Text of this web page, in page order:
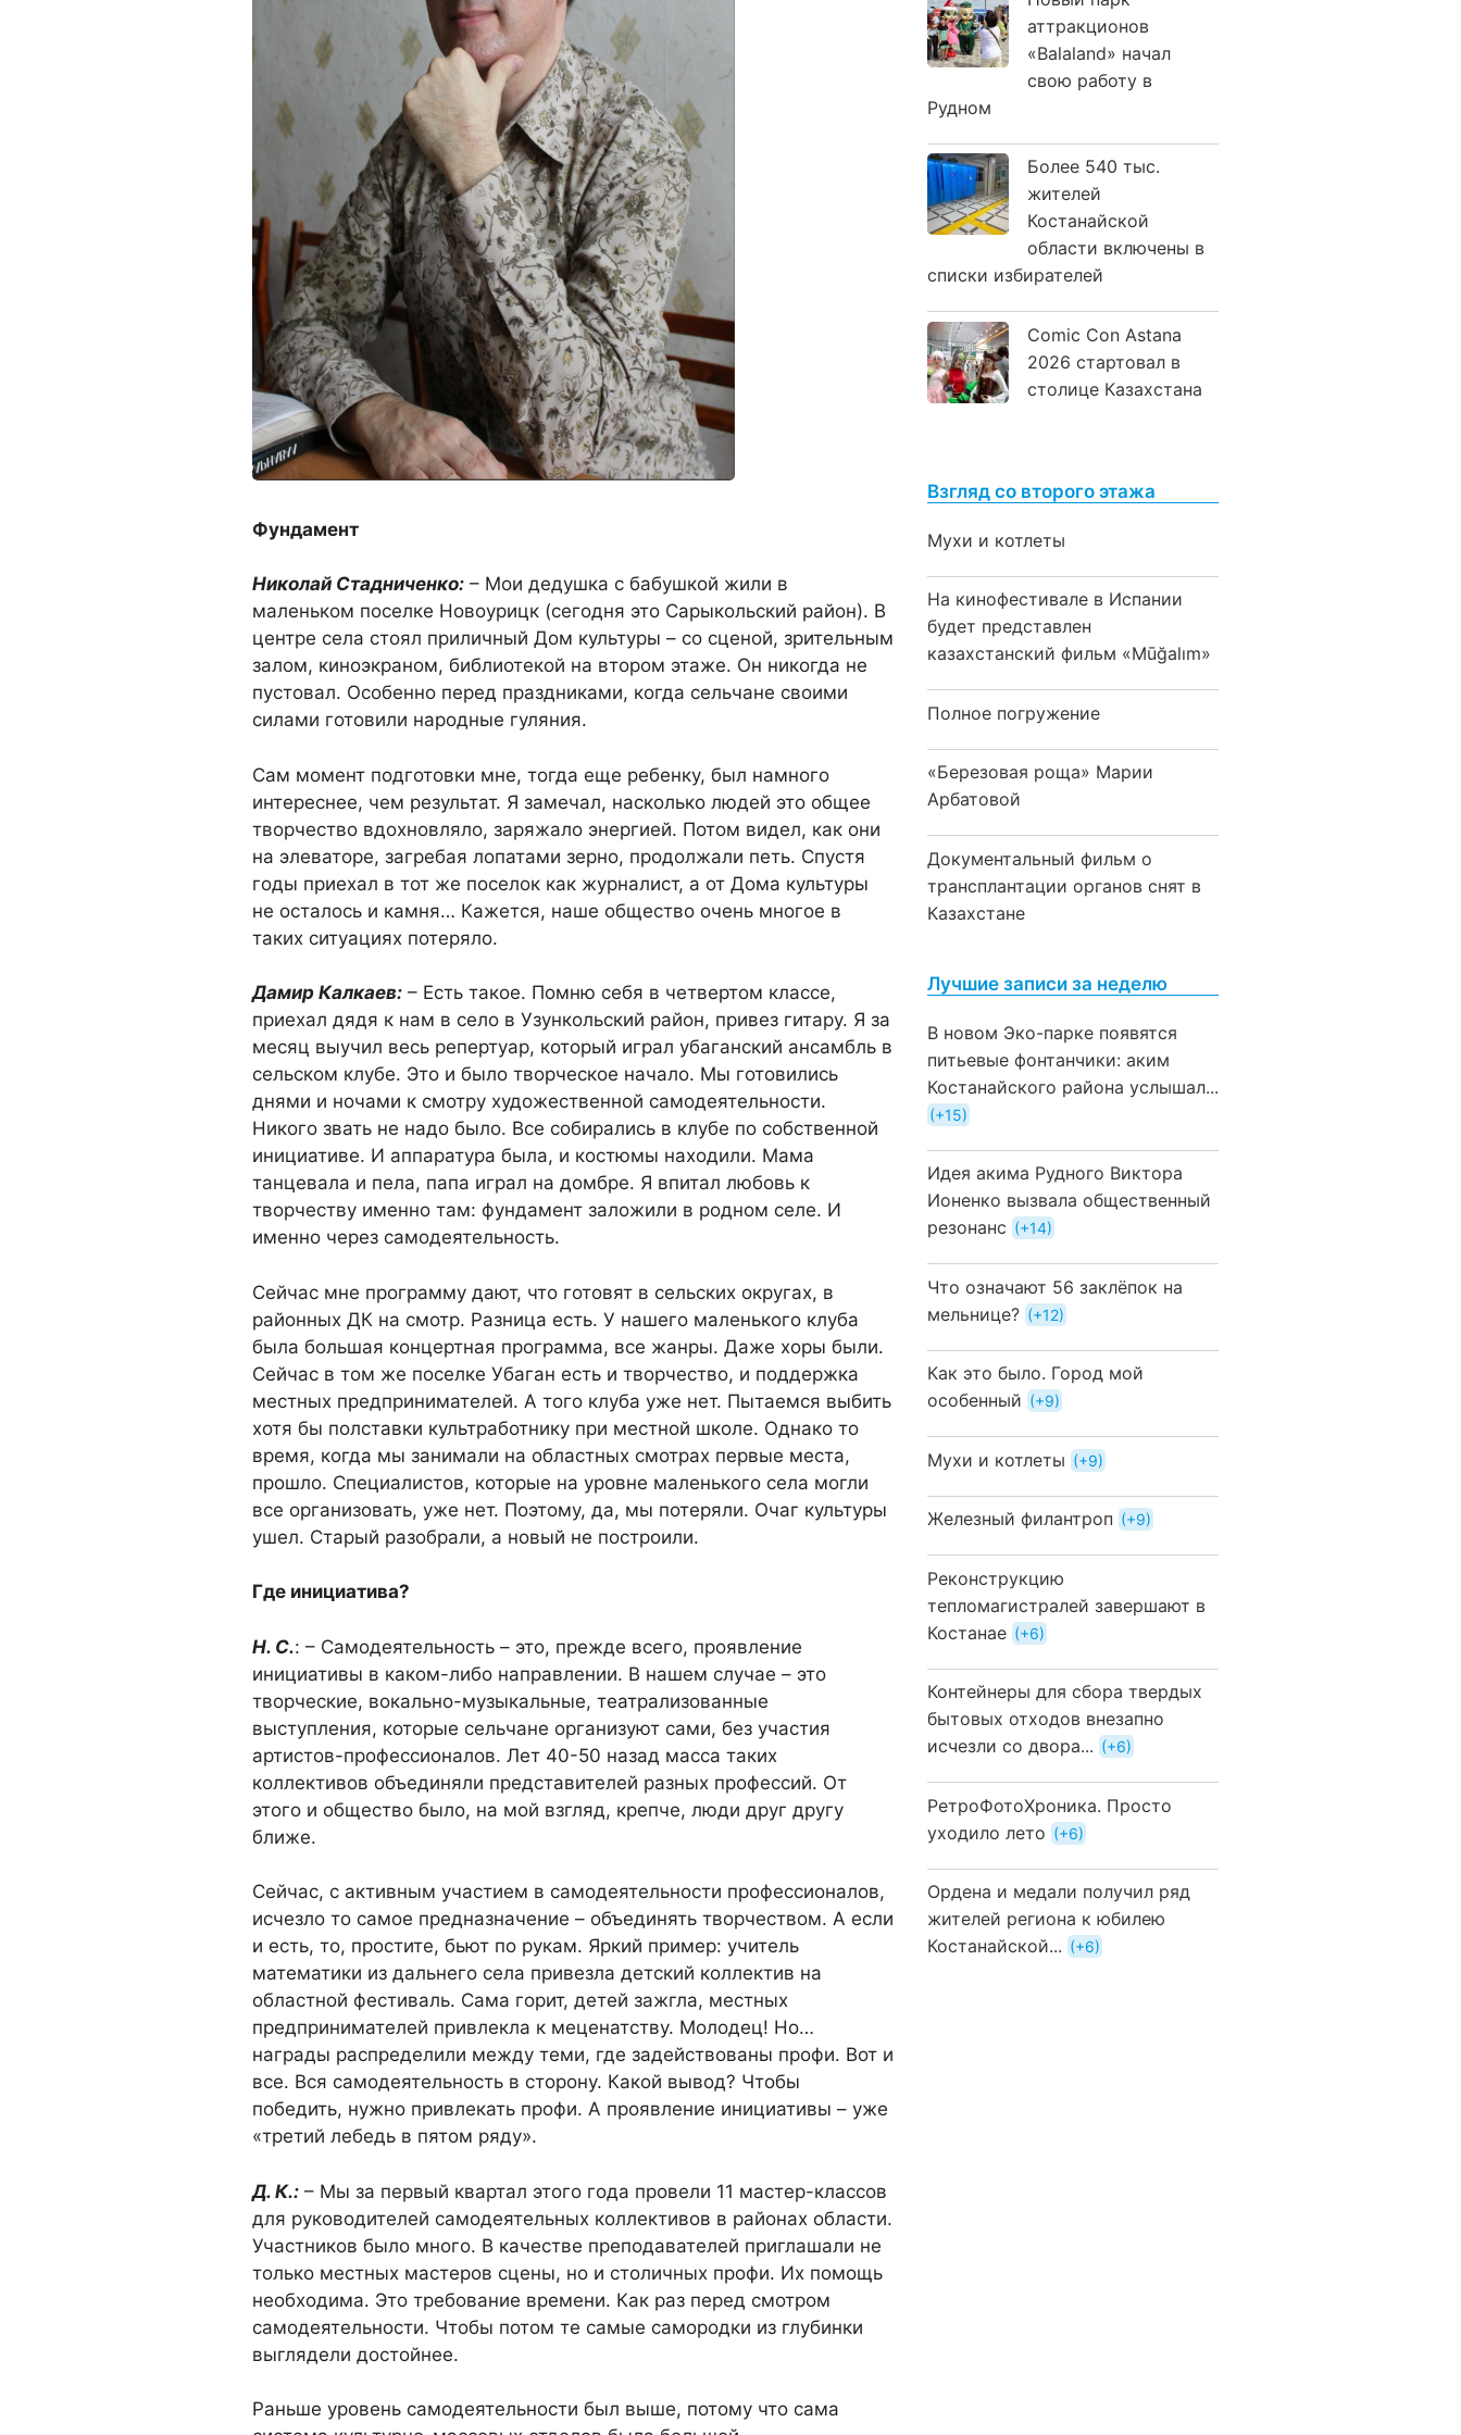
Фундамент
Николай Стадниченко: – Мои дедушка с бабушкой жили в
маленьком поселке Новоурицк (сегодня это Сарыкольский район). В
центре села стоял приличный Дом культуры – со сценой, зрительным
залом, киноэкраном, библиотекой на втором этаже. Он никогда не
пустовал. Особенно перед праздниками, когда сельчане своими
силами готовили народные гуляния.
Сам момент подготовки мне, тогда еще ребенку, был намного
интереснее, чем результат. Я замечал, насколько людей это общее
творчество вдохновляло, заряжало энергией. Потом видел, как они
на элеваторе, загребая лопатами зерно, продолжали петь. Спустя
годы приехал в тот же поселок как журналист, а от Дома культуры
не осталось и камня… Кажется, наше общество очень многое в
таких ситуациях потеряло.
Дамир Калкаев: – Есть такое. Помню себя в четвертом классе,
приехал дядя к нам в село в Узункольский район, привез гитару. Я за
месяц выучил весь репертуар, который играл убаганский ансамбль в
сельском клубе. Это и было творческое начало. Мы готовились
днями и ночами к смотру художественной самодеятельности.
Никого звать не надо было. Все собирались в клубе по собственной
инициативе. И аппаратура была, и костюмы находили. Мама
танцевала и пела, папа играл на домбре. Я впитал любовь к
творчеству именно там: фундамент заложили в родном селе. И
именно через самодеятельность.
Сейчас мне программу дают, что готовят в сельских округах, в
районных ДК на смотр. Разница есть. У нашего маленького клуба
была большая концертная программа, все жанры. Даже хоры были.
Сейчас в том же поселке Убаган есть и творчество, и поддержка
местных предпринимателей. А того клуба уже нет. Пытаемся выбить
хотя бы полставки культработнику при местной школе. Однако то
время, когда мы занимали на областных смотрах первые места,
прошло. Специалистов, которые на уровне маленького села могли
все организовать, уже нет. Поэтому, да, мы потеряли. Очаг культуры
ушел. Старый разобрали, а новый не построили.
Где инициатива?
Н. С.: – Самодеятельность – это, прежде всего, проявление
инициативы в каком-либо направлении. В нашем случае – это
творческие, вокально-музыкальные, театрализованные
выступления, которые сельчане организуют сами, без участия
артистов-профессионалов. Лет 40-50 назад масса таких
коллективов объединяли представителей разных профессий. От
этого и общество было, на мой взгляд, крепче, люди друг другу
ближе.
Сейчас, с активным участием в самодеятельности профессионалов,
исчезло то самое предназначение – объединять творчеством. А если
и есть, то, простите, бьют по рукам. Яркий пример: учитель
математики из дальнего села привезла детский коллектив на
областной фестиваль. Сама горит, детей зажгла, местных
предпринимателей привлекла к меценатству. Молодец! Но…
награды распределили между теми, где задействованы профи. Вот и
все. Вся самодеятельность в сторону. Какой вывод? Чтобы
победить, нужно привлекать профи. А проявление инициативы – уже
«третий лебедь в пятом ряду».
Д. К.: – Мы за первый квартал этого года провели 11 мастер-классов
для руководителей самодеятельных коллективов в районах области.
Участников было много. В качестве преподавателей приглашали не
только местных мастеров сцены, но и столичных профи. Их помощь
необходима. Это требование времени. Как раз перед смотром
самодеятельности. Чтобы потом те самые самородки из глубинки
выглядели достойнее.
Раньше уровень самодеятельности был выше, потому что сама
аттракционов
«Balaland» начал
свою работу в
Рудном
Более 540 тыс.
жителей
Костанайской
области включены в
списки избирателей
Comic Con Astana
2026 стартовал в
столице Казахстана
Взгляд со второго этажа
Мухи и котлеты
На кинофестивале в Испании
будет представлен
казахстанский фильм «Mūğalım»
Полное погружение
«Березовая роща» Марии
Арбатовой
Документальный фильм о
трансплантации органов снят в
Казахстане
Лучшие записи за неделю
В новом Эко-парке появятся
питьевые фонтанчики: аким
Костанайского района услышал...
+15
Идея акима Рудного Виктора
Ионенко вызвала общественный
резонанс
+14
Что означают 56 заклёпок на
мельнице?
+12
Как это было. Город мой
особенный
+9
Мухи и котлеты +9
Железный филантроп +9
Реконструкцию
тепломагистралей завершают в
Костанае
+6
Контейнеры для сбора твердых
бытовых отходов внезапно
исчезли со двора...
+6
РетроФотоХроника. Просто
уходило лето
+6
Ордена и медали получил ряд
жителей региона к юбилею
Костанайской...
+6